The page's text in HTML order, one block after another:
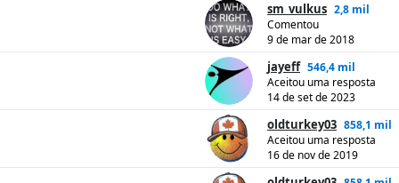
sm_vulkus 2,8 mil
Comentou
9 de mar de 2018
jayeff 546,4 mil
Aceitou uma resposta
14 de set de 2023
oldturkey03 858,1 mil
Aceitou uma resposta
16 de nov de 2019